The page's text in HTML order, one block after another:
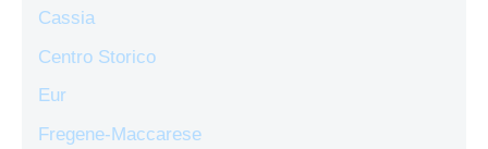
Cassia
Centro Storico
Eur
Fregene-Maccarese